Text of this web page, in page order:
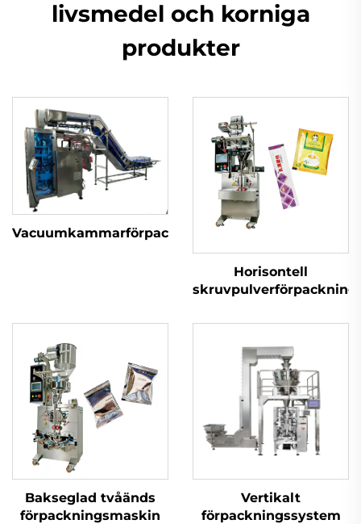
livsmedel och korniga
produkter
Vacuumkammarförpackningsmaskin
Horisontell
Bakseglad tvåänds
förpackningsmaskin
Vertikalt
förpackningssystem